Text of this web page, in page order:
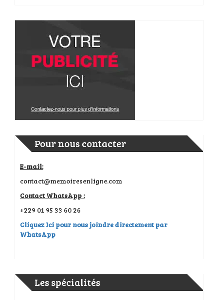
Pour nous contacter
E-mail:
contact@memoiresenligne.com
Contact WhatsApp :
+229 01 95 33 60 26
Cliquez Ici pour nous joindre directement par
WhatsApp
Les spécialités